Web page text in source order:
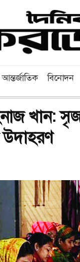
আন্তর্জাতিক বিনোদন
খান: